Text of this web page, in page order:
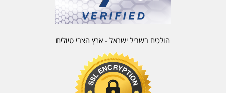
הולכים בשביל ישראל - ארץ הצבי טיולים